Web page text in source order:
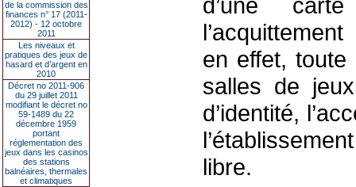
de la commission des
finances n° 17 (2011-
2012) - 12 octobre
2011
Les niveaux et
pratiques des jeux de
hasard et d’argent en
2010
Décret no 2011-906
du 29 juillet 2011
modifiant le décret no
59-1489 du 22
décembre 1959
portant
réglementation des
jeux dans les casinos
des stations
balnéaires, thermales
et climatiques
en effet,
salles de
d’identité,
libre.